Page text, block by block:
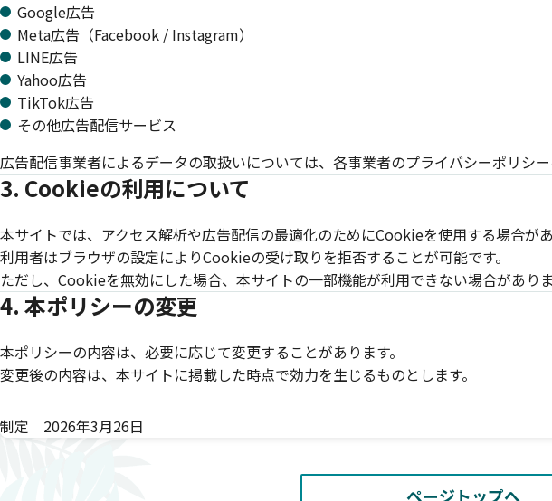
Google広告
Meta広告（Facebook / Instagram）
LINE広告
Yahoo広告
TikTok広告
その他広告配信サービス
広告配信事業者によるデータの取扱いについては、各事業者のプライバシーポリシー
3. Cookieの利用について
本サイトでは、アクセス解析や広告配信の最適化のためにCookieを使用する場合があ
利用者はブラウザの設定によりCookieの受け取りを拒否することが可能です。
ただし、Cookieを無効にした場合、本サイトの一部機能が利用できない場合がありま
4. 本ポリシーの変更
本ポリシーの内容は、必要に応じて変更することがあります。
変更後の内容は、本サイトに掲載した時点で効力を生じるものとします。
制定 2026年3月26日
ページトップへ